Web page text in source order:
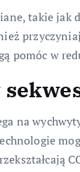
takie jak
pomóc w
na